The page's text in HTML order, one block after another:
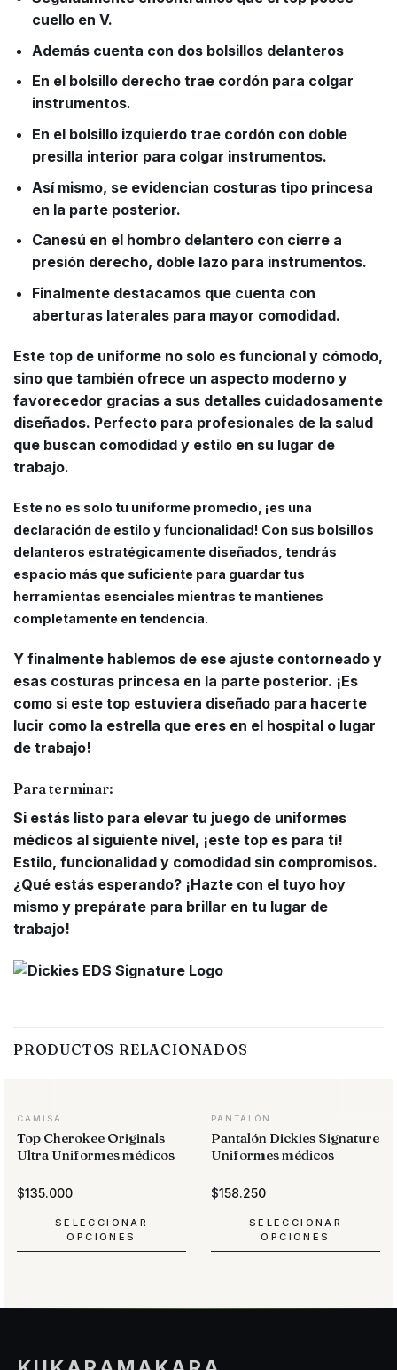
cuello en V.
Además cuenta con dos bolsillos delanteros
En el bolsillo derecho trae cordón para colgar
instrumentos.
En el bolsillo izquierdo trae cordón con doble
presilla interior para colgar instrumentos.
Así mismo, se evidencian costuras tipo princesa
en la parte posterior.
Canesú en el hombro delantero con cierre a
presión derecho, doble lazo para instrumentos.
Finalmente destacamos que cuenta con
aberturas laterales para mayor comodidad.
Este top de uniforme no solo es funcional y cómodo,
sino que también ofrece un aspecto moderno y
favorecedor gracias a sus detalles cuidadosamente
diseñados. Perfecto para profesionales de la salud
que buscan comodidad y estilo en su lugar de
trabajo.
Este no es solo tu uniforme promedio, ¡es una
declaración de estilo y funcionalidad! Con sus bolsillos
delanteros estratégicamente diseñados, tendrás
espacio más que suficiente para guardar tus
herramientas esenciales mientras te mantienes
completamente en tendencia.
Y finalmente hablemos de ese ajuste contorneado y
esas costuras princesa en la parte posterior. ¡Es
como si este top estuviera diseñado para hacerte
lucir como la estrella que eres en el hospital o lugar
de trabajo!
Para terminar:
Si estás listo para elevar tu juego de uniformes
médicos al siguiente nivel, ¡este top es para ti!
Estilo, funcionalidad y comodidad sin compromisos.
¿Qué estás esperando? ¡Hazte con el tuyo hoy
mismo y prepárate para brillar en tu lugar de
trabajo!
PRODUCTOS RELACIONADOS
CAMISA
Top Cherokee Originals
Ultra Uniformes médicos
$135.000
SELECCIONAR
OPCIONES
PANTALÓN
Pantalón Dickies Signature
Uniformes médicos
$158.250
SELECCIONAR
OPCIONES